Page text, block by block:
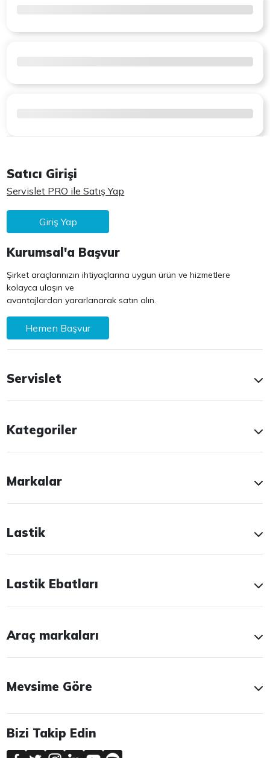
Satıcı Girişi
Servislet PRO ile Satış Yap
Giriş Yap
Kurumsal'a Başvur
Şirket araçlarınızın ihtiyaçlarına uygun ürün ve hizmetlere
kolayca ulaşın ve
avantajlardan yararlanarak satın alın.
Hemen Başvur
Servislet
Kategoriler
Markalar
Lastik
Lastik Ebatları
Araç markaları
Mevsime Göre
Bizi Takip Edin